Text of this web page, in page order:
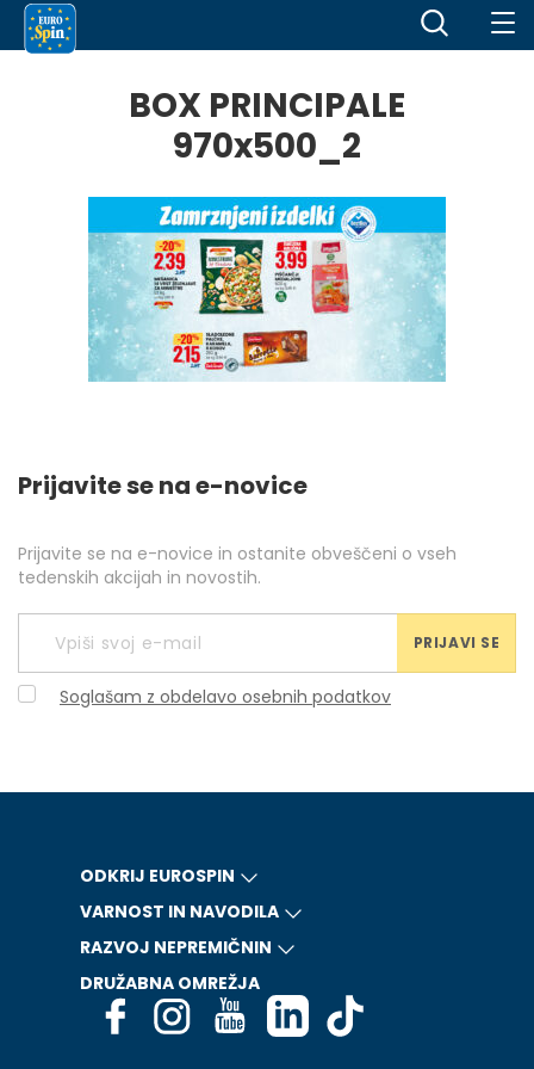
BOX PRINCIPALE
970x500_2
Prijavite se na e-novice
Prijavite se na e-novice in ostanite obveščeni o vseh
tedenskih akcijah in novostih.
PRIJAVI SE
Soglašam z obdelavo osebnih podatkov
ODKRIJ EUROSPIN
VARNOST IN NAVODILA
RAZVOJ NEPREMIČNIN
DRUŽABNA OMREŽJA